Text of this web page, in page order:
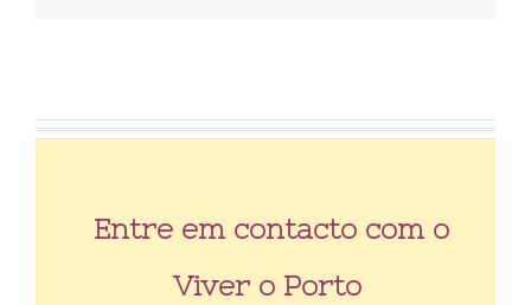
Entre em contacto com o
Viver o Porto